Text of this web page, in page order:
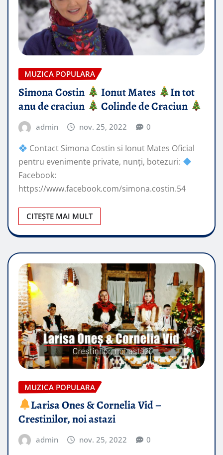
MUZICA POPULARA
Simona Costin Ionut Mates
In tot
anu de craciun
Colinde de Craciun
admin nov. 25, 2022 0
Contact Simona Costin si Ionut Mates Oficial
pentru evenimente private, nunți, botezuri:
Facebook:
https://www.facebook.com/simona.costin.54
CITEȘTE MAI MULT
MUZICA POPULARA
Larisa Ones & Cornelia Vid –
Crestinilor, noi astazi
admin nov. 25, 2022 0